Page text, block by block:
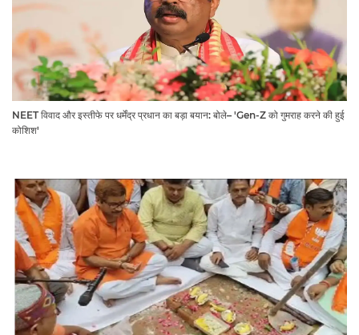
NEET विवाद और इस्तीफे पर धर्मेंद्र प्रधान का बड़ा बयान: बोले– 'Gen-Z को गुमराह करने की हुई
कोशिश'